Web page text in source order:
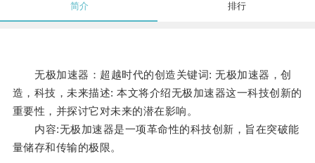
简介 排行
无极加速器：超越时代的创造关键词: 无极加速器，创
造，科技，未来描述: 本文将介绍无极加速器这一科技创新的
重要性，并探讨它对未来的潜在影响。
内容:无极加速器是一项革命性的科技创新，旨在突破能
量储存和传输的极限。